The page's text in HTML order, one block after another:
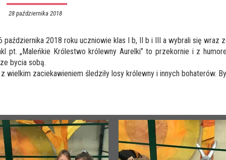
października 2018 roku uczniowie klas I b, II b i III a wybrali się
pt. „Maleńkie Królestwo królewny Aurelki” to przekornie i z
bycia sobą.
wielkim zaciekawieniem śledziły losy królewny i innych bohaterów.
28 października 2018